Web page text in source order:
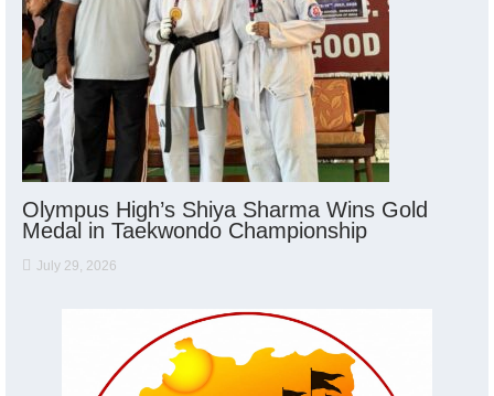
Olympus High’s Shiya Sharma Wins Gold
Medal in Taekwondo Championship
July 29, 2026